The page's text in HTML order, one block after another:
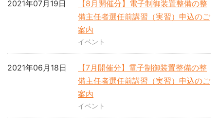
【8月開催分】電子制御装置整備の整
備主任者選任前講習（実習）申込のご
案内
2021年07月19日
イベント
【7月開催分】電子制御装置整備の整
備主任者選任前講習（実習）申込のご
案内
2021年06月18日
イベント